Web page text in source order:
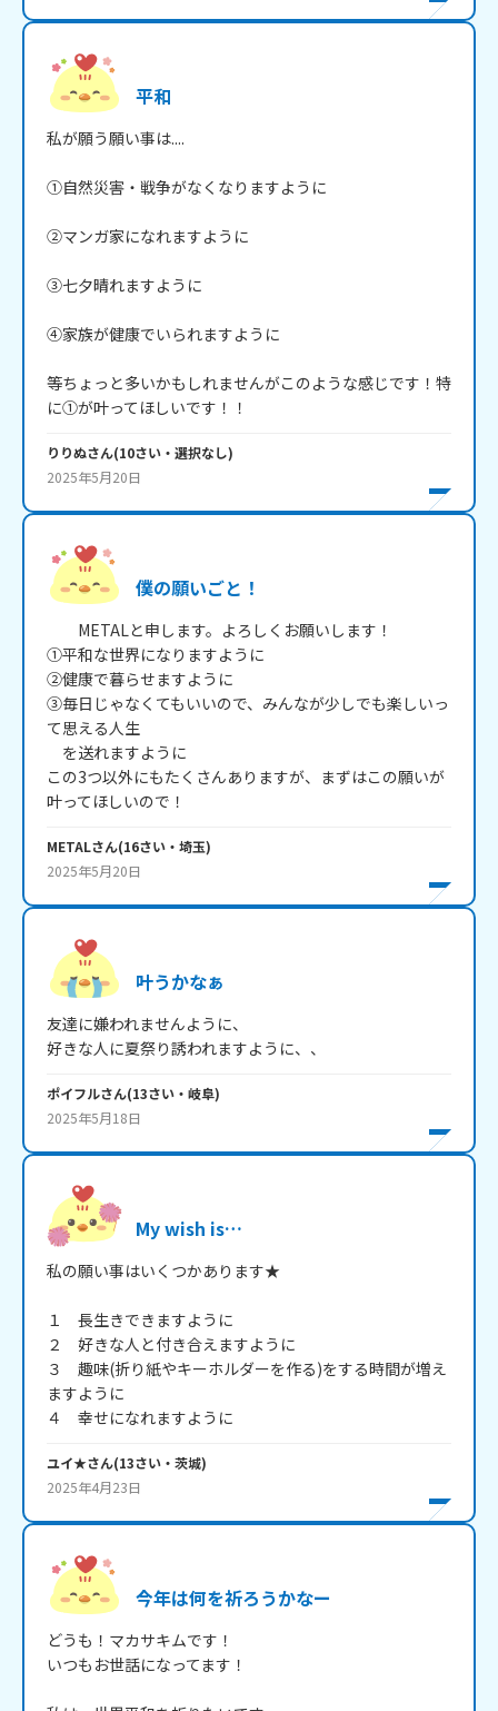
平和
私が願う願い事は....
①自然災害・戦争がなくなりますように
②マンガ家になれますように
③七夕晴れますように
④家族が健康でいられますように
等ちょっと多いかもしれませんがこのような感じです！特
に①が叶ってほしいです！！
りりぬさん(10さい・ 選択なし)
2025年5月20日
僕の願いごと！
METALと申します。よろしくお願いします！
①平和な世界になりますように
②健康で暮らせますように
③毎日じゃなくてもいいので、みんなが少しでも楽しいっ
て思える人生
を送れますように
この3つ以外にもたくさんありますが、まずはこの願いが
METALさん(16さい・ 埼玉)
2025年5月20日
叶うかなぁ
友達に嫌われませんように、
好きな人に夏祭り誘われますように、、
ポイフルさん(13さい・ 岐阜)
2025年5月18日
My wish is…
私の願い事はいくつかあります★
１　長生きできますように
２　好きな人と付き合えますように
３　趣味(折り紙やキーホルダーを作る)をする時間が増え
ますように
４　幸せになれますように
ユイ★さん(13さい・ 茨城)
2025年4月23日
今年は何を祈ろうかなー
どうも！マカサキムです！
いつもお世話になってます！